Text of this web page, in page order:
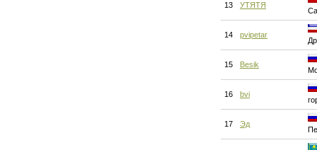
13 УТЯТЯ
14 pvipetar
15 Besik
16 bvi
17 Эд